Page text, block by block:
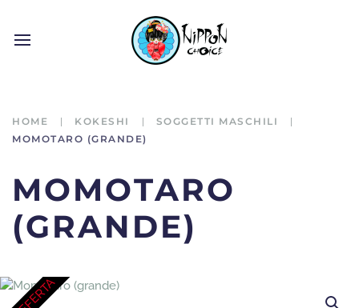
HOME KOKESHI
SOGGETTI MASCHILI
MOMOTARO (GRANDE)
MOMOTARO
(GRANDE)